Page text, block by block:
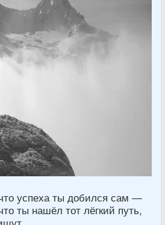
успеха ты добился сам —
ты нашёл тот лёгкий путь,